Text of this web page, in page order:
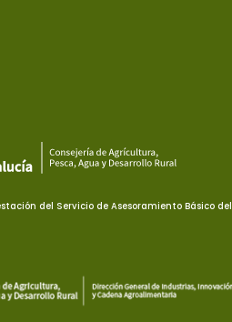
del Servicio de Asesoramiento Básico del